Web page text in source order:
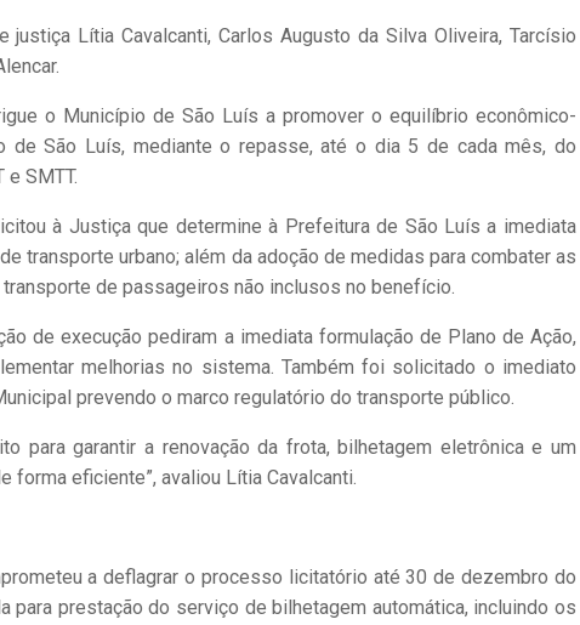
Lítia Cavalcanti, Carlos Augusto da Silva Oliveira, Tarcísio
o Município de São Luís a promover o equilíbrio econômico-
de São Luís, mediante o repasse, até o dia 5 de cada mês, do
e SMTT.
à Justiça que determine à Prefeitura de São Luís a imediata
transporte urbano; além da adoção de medidas para combater as
de passageiros não inclusos no benefício.
de execução pediram a imediata formulação de Plano de Ação,
melhorias no sistema. Também foi solicitado o imediato
prevendo o marco regulatório do transporte público.
para garantir a renovação da frota, bilhetagem eletrônica e um
forma eficiente”, avaliou Lítia Cavalcanti.
a deflagrar o processo licitatório até 30 de dezembro do
para prestação do serviço de bilhetagem automática, incluindo os